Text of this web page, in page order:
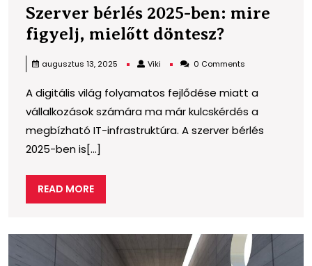
Szerver bérlés 2025-ben: mire
figyelj, mielőtt döntesz?Szerver
ben:
mire
figyelj,
augusztus 13, 2025 Viki Viki 0 Comments
A digitális világ folyamatos fejlődése miatt a
vállalkozások számára ma már kulcskérdés a
megbízható IT-infrastruktúra. A szerver bérlés
2025-ben is[...]
READ MOREREAD
MORE